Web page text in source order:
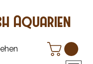
Aquarien